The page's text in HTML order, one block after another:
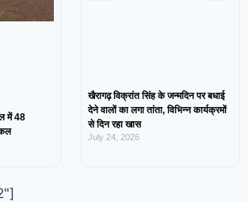
में 48
खैरागढ़ विक्रांत सिंह के जन्मदिन पर बधाई
देने वालों का लगा तांता, विभिन्न कार्यक्रमों
से दिन रहा खास
July 24, 2026